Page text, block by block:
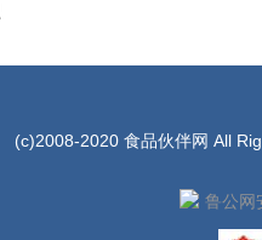
(c)2008-2020 食品伙伴网 All
鲁公网